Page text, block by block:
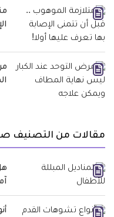
مقالات من التصنيف